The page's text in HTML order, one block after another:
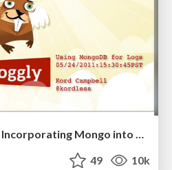
Visualizing Your Data: Incorporating Mongo into Loggly Infrastructure
49 10k